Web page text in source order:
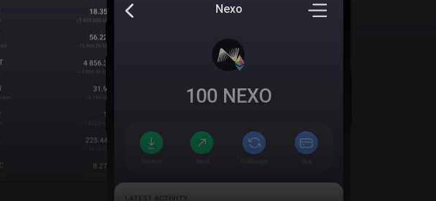
Nexo
100 NEXO